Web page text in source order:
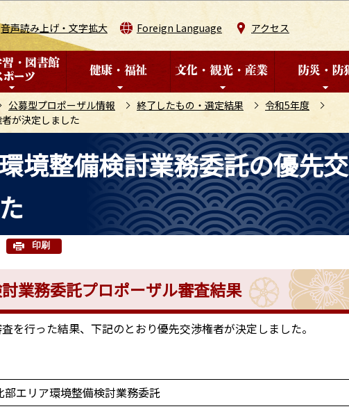
音声読み上げ・文字拡大 Foreign Language アクセス
公募型プロポーザル情報 終了したもの・選定結果
令和5年度
が決定しました
境整備検討業務委託の優先交
印刷
業務委託プロポーザル審査結果
を行った結果、下記のとおり優先交渉権者が決定しました。
部エリア環境整備検討業務委託